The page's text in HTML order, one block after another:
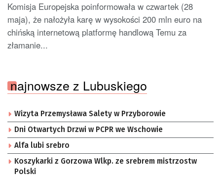
Komisja Europejska poinformowała w czwartek (28
maja), że nałożyła karę w wysokości 200 mln euro na
chińską internetową platformę handlową Temu za
złamanie...
najnowsze z Lubuskiego
Wizyta Przemysława Salety w Przyborowie
Dni Otwartych Drzwi w PCPR we Wschowie
Alfa lubi srebro
Koszykarki z Gorzowa Wlkp. ze srebrem mistrzostw
Polski